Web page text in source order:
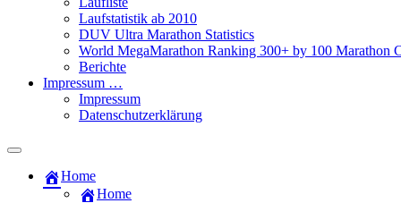
Laufstatistik ab 2010
DUV Ultra Marathon Statistics
World MegaMarathon Ranking 300+ by 100 Marathon
Berichte
Impressum …
Impressum
Datenschutzerklärung
Toggle
field
Home
Home